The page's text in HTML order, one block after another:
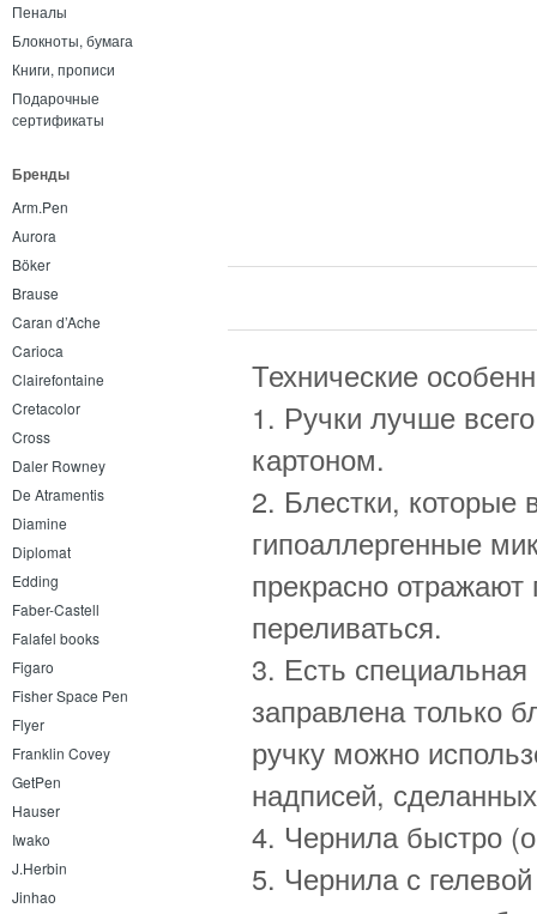
Пеналы
Блокноты, бумага
Книги, прописи
Подарочные
сертификаты
Бренды
Arm.Pen
Aurora
Böker
Brause
Caran d’Ache
Carioca
Clairefontaine
Cretacolor
Cross
Daler Rowney
De Atramentis
Diamine
Diplomat
Edding
Faber-Castell
Falafel books
Figaro
Fisher Space Pen
Flyer
Franklin Covey
GetPen
Hauser
Iwako
J.Herbin
Jinhao
Технические
1. Ручки лучше
картоном.
2. Блестки, которые
гипоаллергенные
прекрасно
переливаться.
3. Есть
заправлена только
ручку можно
надписей,
4. Чернила быстро
5. Чернила с